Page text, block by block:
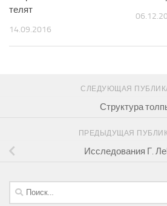
телят
14.09.2016
СЛЕДУЮЩАЯ
Структура
ПРЕДЫДУЩАЯ
Исследования Г.
Найти: